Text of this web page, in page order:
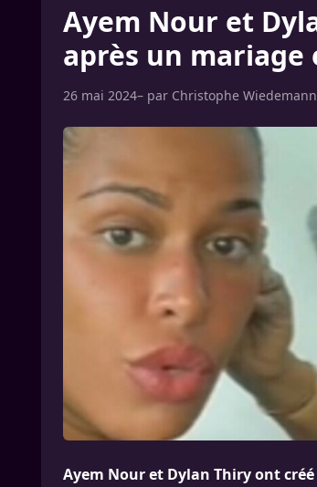
Ayem Nour et
après un mariage
26 mai 2024– par Christophe Wiedemann
Ayem Nour et Dylan Thiry ont